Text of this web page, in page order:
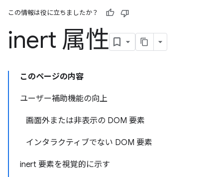
この情報は役に立ちましたか？
inert 属性
このページの内容
ユーザー補助機能の向上
画面外または非表示の DOM 要素
インタラクティブでない DOM 要素
inert 要素を視覚的に示す